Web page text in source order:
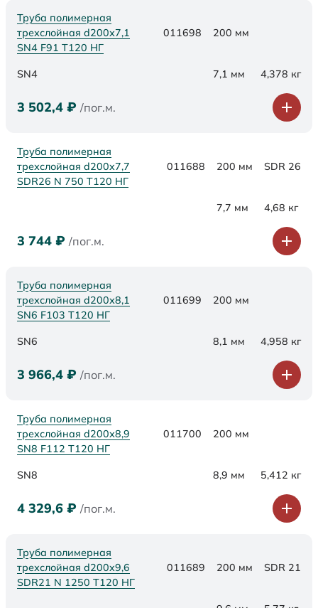
Труба полимерная
трехслойная d200х7,1
SN4 F91 Т120 НГ
011698 200 мм
SN4 7,1 мм 4,378 кг
3 502,4 ₽ /пог.м.
Труба полимерная
трехслойная d200x7,7
SDR26 N 750 Т120 НГ
011688 200 мм SDR 26
7,7 мм 4,68 кг
3 744 ₽ /пог.м.
Труба полимерная
трехслойная d200х8,1
SN6 F103 Т120 НГ
011699 200 мм
SN6 8,1 мм 4,958 кг
3 966,4 ₽ /пог.м.
Труба полимерная
трехслойная d200х8,9
SN8 F112 Т120 НГ
011700 200 мм
SN8 8,9 мм 5,412 кг
4 329,6 ₽ /пог.м.
Труба полимерная
трехслойная d200x9,6
SDR21 N 1250 Т120 НГ
011689 200 мм SDR 21